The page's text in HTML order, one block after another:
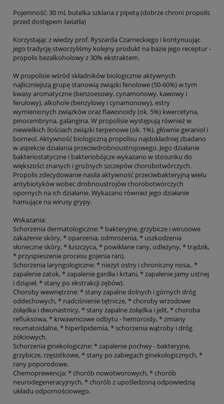
Pojemność: 30 ml, butelka szklana z pipetą (dobrze chroni propolis
przed dostępem światła)
Korzystając z wiedzy prof. Ryszarda Czarneckiego i kontynuując
jego tradycję stworzyliśmy kolejny produkt na bazie jego receptur -
propolis bezalkoholowy z 30% ekstraktem.
W propolisie wśród składników biologicznie aktywnych
najliczniejszą grupę stanowią związki fenolowe (50-60%) w tym
kwasy aromatyczne (benzoesowy, cynamonowy, kawowy i
ferulowy), alkohole (benzylowy i cynamonowy), estry
wymienionych związków oraz flawonoidy (ok. 5%) kwercetyna,
pinocembryna, galangina. W propolisie występują również w
niewielkich ilościach związki terpenowe (ok. 1%), głównie geraniol i
borneol. Aktywność biologiczną propolisu najdokładniej zbadano
w aspekcie działania przeciwdrobnoustrojowego. Jego działanie
bakteriostatyczne i bakteriobójcze wykazano w stosunku do
większości znanych i groźnych szczepów chorobotwórczych.
Propolis zdecydowanie nasila aktywność przeciwbakteryjną wielu
antybiotyków wobec drobnoustrojów chorobotwórczych
opornych na ich działanie. Wykazano również jego działanie
hamujące na wirusy grypy.
Wskazania:
Schorzenia dermatologiczne: * bakteryjne, grzybicze i wirusowe
zakażenie skóry, * oparzenia, odmrożenia, * uszkodzenia
słoneczne skóry, * łuszczyca, * powikłane rany, odleżyny, * trądzik,
* przyspieszenie procesu gojenia ran).
Schorzenia laryngologiczne: * nieżyt ostry i chroniczny nosa,. *
zapalenie zatok, * zapalenie gardła i krtani, * zapalenie jamy ustnej
i dziąseł, * stany po ekstrakcji zębów).
Choroby wewnętrzne: * stany zapalne dolnych i górnych dróg
oddechowych, * nadciśnienie tętnicze, * choroby wrzodowe
żołądka i dwunastnicy, * stany zapalne żołądka i jelit, * choroba
refluksowa, * krwawnicowe odbytu - hemoroidy, * zmiany
reumatoidalne, * hiperlipidemia, * schorzenia wątroby i dróg
żółciowych.
Schorzenia ginekologiczne: * zapalenie pochwy - bakteryjne,
grzybicze, rzęsistkowe, * stany po zabiegach ginekologicznych, *
rany poporodowe.
Chemoprewencja: * chorób nowotworowych, * chorób
neurodegeneracyjnych, * chorób z upośledzoną odpowiedzią
układu odpornościowego.